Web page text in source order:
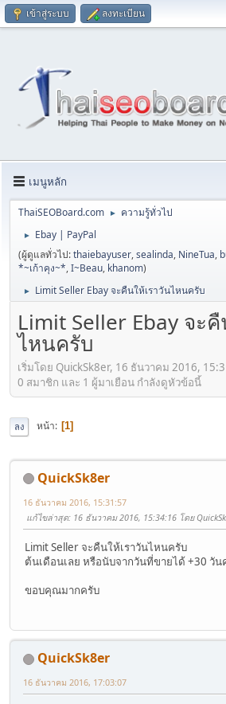
เข้าสู่ระบบ ลงทะเบียน
เมนูหลัก
ThaiSEOBoard.com ► ความรู้ทั่วไป
►
Ebay | PayPal
(ผู้ดูแลทั่วไป:thaiebayuser,sealinda, NineTua,
*~เก้าคุง~*,I~Beau, khanom)
► Limit Seller Ebay จะคืนให้เราวันไหนครับ
Limit Seller Ebay จะ
ไหนครับ
เริ่มโดย QuickSk8er, 16 ธันวาคม 2016,
0 สมาชิก และ 1 ผู้มาเยือน กำลังดูหัวข้อนี้
ลง หน้า 1
QuickSk8er
16 ธันวาคม 2016, 15:31:57
แก้ไขล่าสุด: 16 ธันวาคม 2016, 15:34:16 โดย
Limit Seller จะคืนให้เราวันไหนครับ
ต้นเดือนเลย หรือนับจากวันที่ขายได้ +30 วัน
ขอบคุณมากครับ
QuickSk8er
16 ธันวาคม 2016, 17:03:07